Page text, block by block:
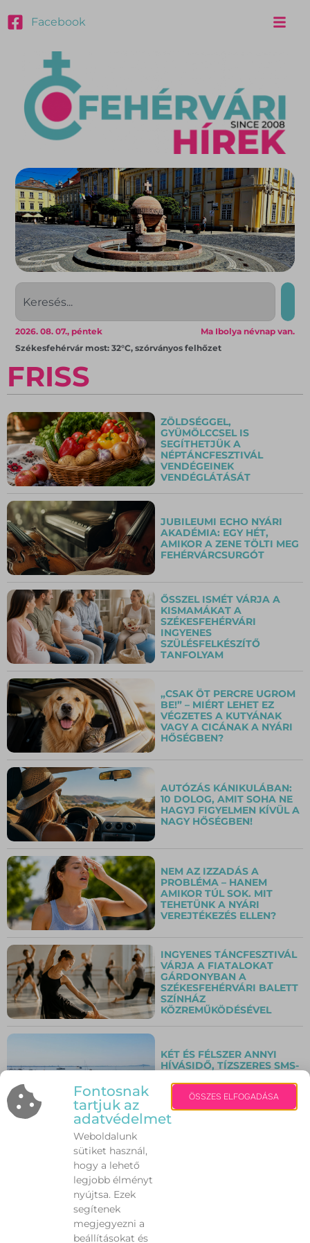
Facebook
Ma Ibolya névnap van.
2026. 08. 07., péntek
Székesfehérvár most: 32°C, szórványos felhőzet
FRISS
ZÖLDSÉGGEL,
GYÜMÖLCCSEL IS
SEGÍTHETJÜK A
NÉPTÁNCFESZTIVÁL
VENDÉGEINEK
VENDÉGLÁTÁSÁT
JUBILEUMI ECHO NYÁRI
AKADÉMIA: EGY HÉT,
AMIKOR A ZENE TÖLTI MEG
FEHÉRVÁRCSURGÓT
ŐSSZEL ISMÉT VÁRJA A
KISMAMÁKAT A
SZÉKESFEHÉRVÁRI
INGYENES
SZÜLÉSFELKÉSZÍTŐ
TANFOLYAM
„CSAK ÖT PERCRE UGROM
BE!” – MIÉRT LEHET EZ
VÉGZETES A KUTYÁNAK
VAGY A CICÁNAK A NYÁRI
HŐSÉGBEN?
AUTÓZÁS KÁNIKULÁBAN:
10 DOLOG, AMIT SOHA NE
HAGYJ FIGYELMEN KÍVÜL A
NAGY HŐSÉGBEN!
NEM AZ IZZADÁS A
PROBLÉMA – HANEM
AMIKOR TÚL SOK. MIT
TEHETÜNK A NYÁRI
VEREJTÉKEZÉS ELLEN?
INGYENES TÁNCFESZTIVÁL
VÁRJA A FIATALOKAT
GÁRDONYBAN A
SZÉKESFEHÉRVÁRI BALETT
SZÍNHÁZ
KÖZREMŰKÖDÉSÉVEL
KÉT ÉS FÉLSZER ANNYI
HÍVÁSIDŐ, TÍZSZERES SMS-
ÁTÚSZÁS CÉLJÁNÁL
Fontosnak
tartjuk az
adatvédelmet
Weboldalunk
sütiket használ,
hogy a lehető
legjobb élményt
nyújtsa. Ezek
segítenek
megjegyezni a
beállításokat és
ÖSSZES ELFOGADÁSA